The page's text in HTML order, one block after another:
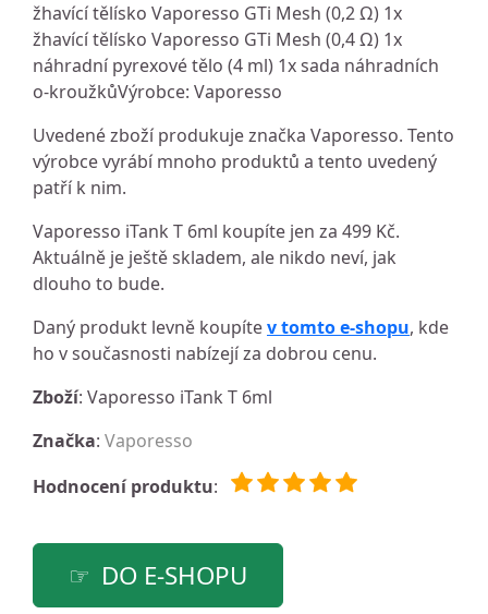
žhavící tělísko Vaporesso GTi Mesh (0,2 Ω) 1x
žhavící tělísko Vaporesso GTi Mesh (0,4 Ω) 1x
náhradní pyrexové tělo (4 ml) 1x sada náhradních
o-kroužkůVýrobce: Vaporesso
Uvedené zboží produkuje značka Vaporesso. Tento
výrobce vyrábí mnoho produktů a tento uvedený
patří k nim.
Vaporesso iTank T 6ml koupíte jen za 499 Kč.
Aktuálně je ještě skladem, ale nikdo neví, jak
dlouho to bude.
Daný produkt levně koupítev tomto e-shopu, kde
ho v současnosti nabízejí za dobrou cenu.
Zboží: Vaporesso iTank T 6ml
Značka: Vaporesso
Hodnocení produktu:
DO E-SHOPU